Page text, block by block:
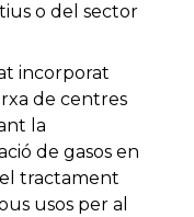
o del sector
incorporat
de centres
la
de gasos en
tractament
usos per al